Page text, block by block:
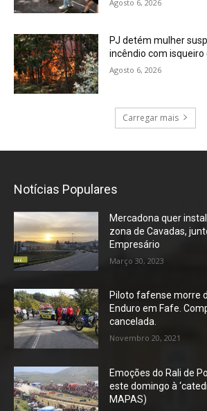
Agosto 6, 2026
PJ detém mulher
incêndio com isqueiro
Agosto 6, 2026
Carregar mais
Notícias Populares
Mercadona quer
zona de Cavadas,
Empresário
Março 30, 2023
Piloto fafense morre
Enduro em Fafe.
cancelada.
Novembro 20, 2021
Emoções do Rali de
este domingo à
MAPAS)